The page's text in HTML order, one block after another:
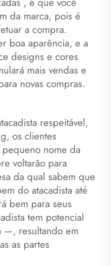
da marca, pois é
a compra.
boa aparência, e a
designs e cores
mais vendas e
novas compras.
respeitável,
os clientes
nome da
voltarão para
da qual sabem que
do atacadista até
bem para seus
tem potencial
—, resultando em
as partes